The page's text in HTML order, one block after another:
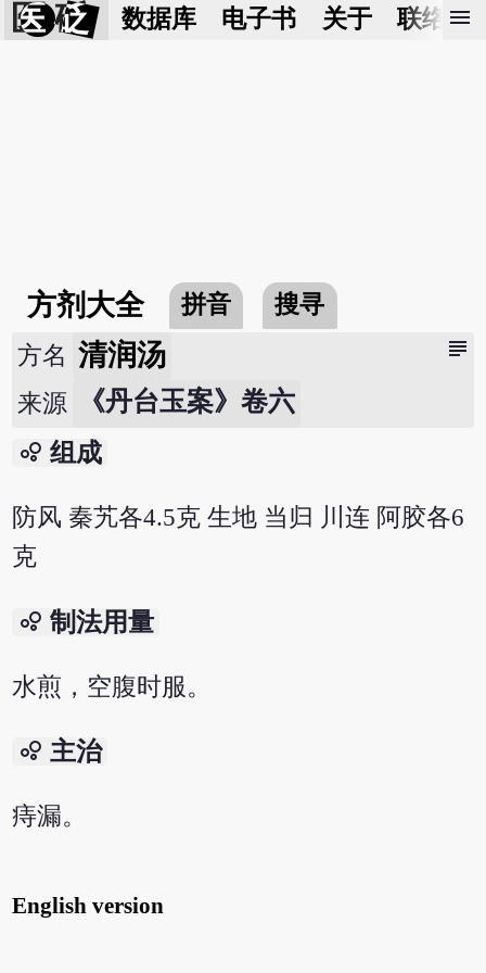
医 砭 数据库 电子书 关于 联络我
menu
方剂大全 拼音 搜寻
subject
方名 清润汤
来源 《丹台玉案》卷六
bubble_chart 组成
防风 秦艽各4.5克 生地 当归 川连 阿胶各6
克
bubble_chart 制法用量
水煎，空腹时服。
bubble_chart 主治
痔漏。
English version